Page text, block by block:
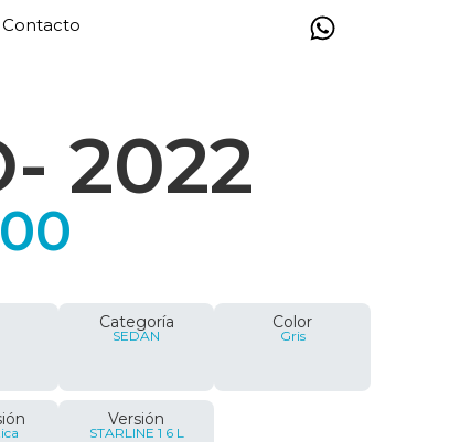
Contacto
- 2022
Categoría
SEDAN
Color
Gris
Versión
STARLINE 1 6 L